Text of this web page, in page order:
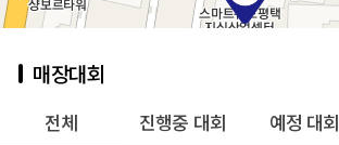
매장대회
전체 진행중 대회 예정 대회